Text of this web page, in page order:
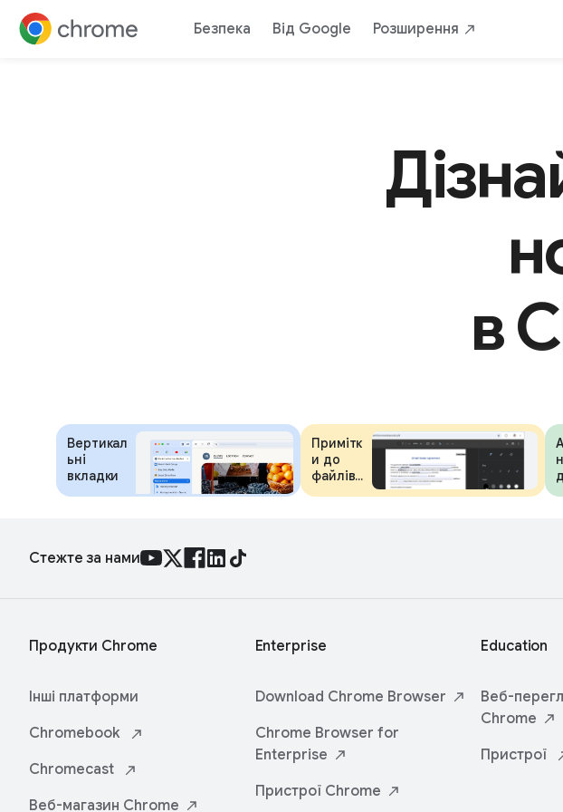
Безпека Від Google Розширення
в
Вертикал
ьні
вкладки
Примітк
и до
файлів
Стежте за нами
Продукти Chrome
Інші платформи
Chromebook
Chromecast
Веб-магазин Chrome
Enterprise
Download Chrome Browser
Chrome Browser for
Enterprise
Пристрої Chrome
Education
Веб-
Chrome
Пристрої